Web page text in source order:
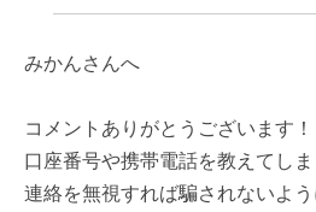
みかんさんへ
コメントありがとうございます！
口座番号や携帯電話を教えてし
連絡を無視すれば騙されないよ